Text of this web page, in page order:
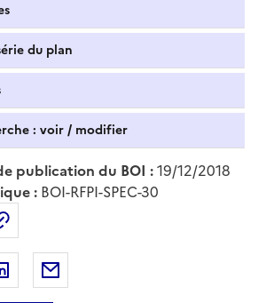
du plan
: voir / modifier
publication du BOI :19/12/2018
: BOI-RFPI-SPEC-30
au format pdf
sur Twitter
Partager sur LinkedIn